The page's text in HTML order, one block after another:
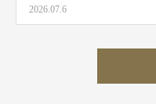
ハローキティショーボックス
絶品グルメまで徹底紹…
2026.07.6